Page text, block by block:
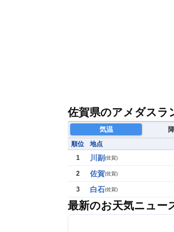
佐賀県のアメダスラ
気温
順位 地点
1
川副 (佐賀)
2 佐賀(佐賀)
3 白石(佐賀)
最新のお天気ニュー